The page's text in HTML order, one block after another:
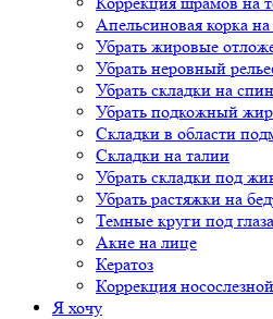
Апельсиновая корка
Убрать жировые
Убрать неровный
Убрать складки на
Убрать подкожный
Складки в области
Складки на талии
Убрать складки под
Убрать растяжки на
Темные круги под
Акне на лице
Кератоз
Коррекция
Я хочу